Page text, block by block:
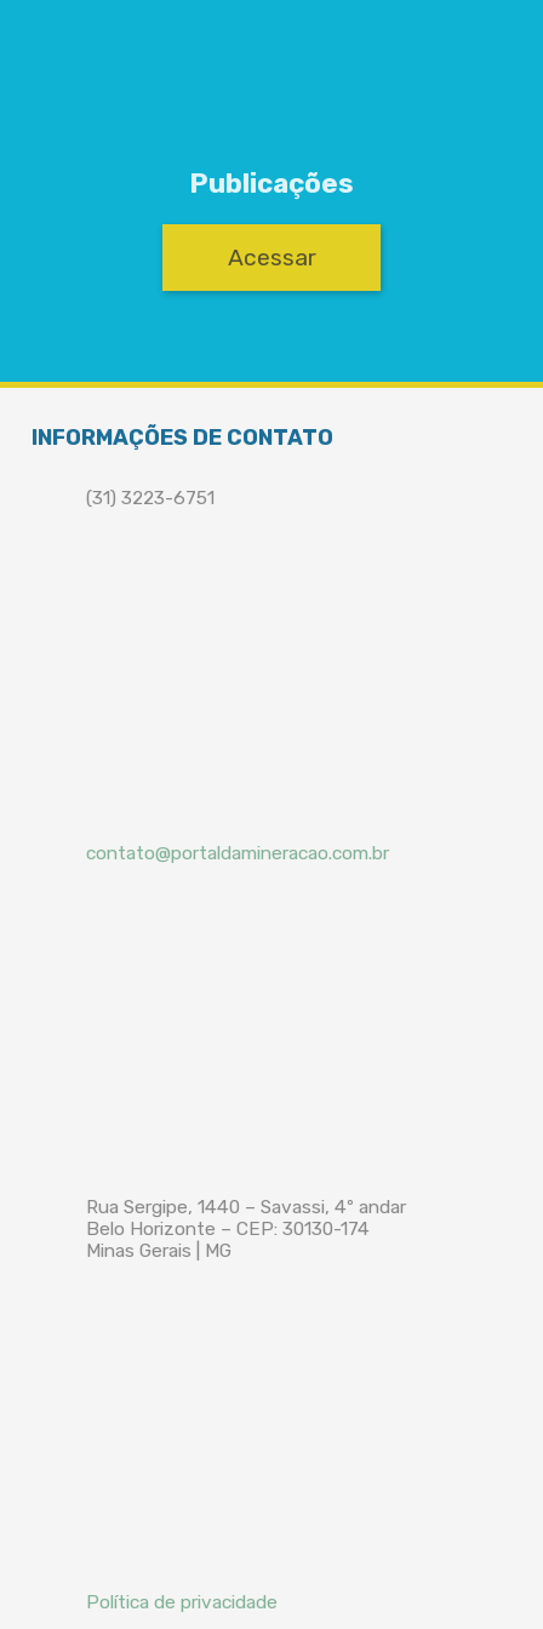
Publicações
Acessar
INFORMAÇÕES DE CONTATO
(31) 3223-6751
contato@portaldamineracao.com.br
Rua Sergipe, 1440 – Savassi, 4º andar
Belo Horizonte – CEP: 30130-174
Minas Gerais | MG
Política de privacidade